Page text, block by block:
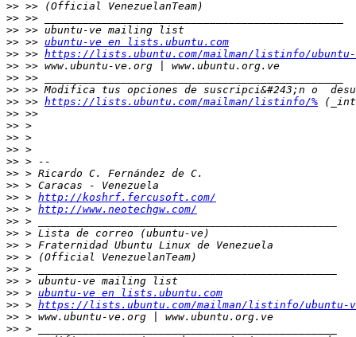
>>
>>
>>
>> >> ubuntu-ve en lists.ubuntu.com
>> >> https://lists.ubuntu.com/mailman/listinfo/ubuntu-
>>
>>
>>
>> >> https://lists.ubuntu.com/mailman/listinfo/%
>>
>>
>>
>>
>>
>>
>>
>> > http://koshrf.fercusoft.com/
>> > http://www.neotechgw.com/
>>
>>
>>
>>
>>
>>
>> > ubuntu-ve en lists.ubuntu.com
>> > https://lists.ubuntu.com/mailman/listinfo/ubuntu-
>>
>>